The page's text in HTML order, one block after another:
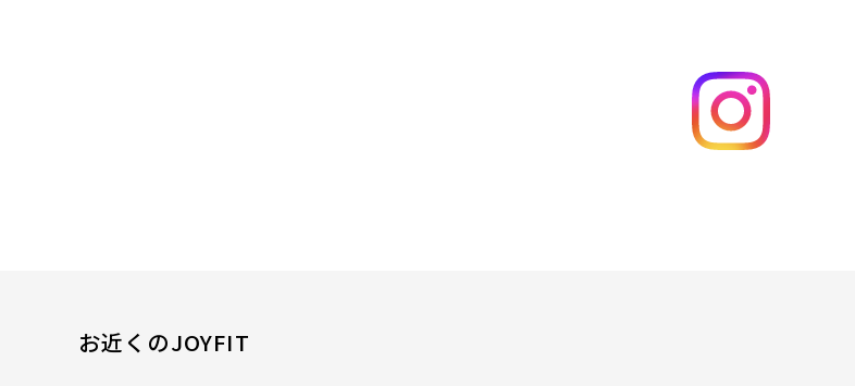
お近くのJOYFIT